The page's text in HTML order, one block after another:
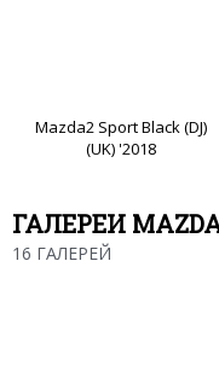
Mazda2 Sport Black (DJ)
(UK) '2018
ГАЛЕРЕИ
16 ГАЛЕРЕЙ